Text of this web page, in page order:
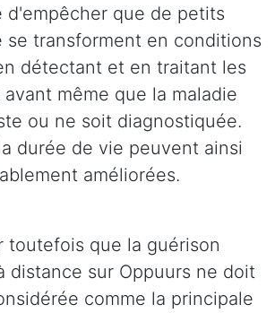
d'empêcher que de petits
se transforment en conditions
détectant et en traitant les
même que la maladie
ou ne soit diagnostiquée.
durée de vie peuvent ainsi
améliorées.
toutefois que la guérison
distance sur Oppuurs ne doit
comme la principale